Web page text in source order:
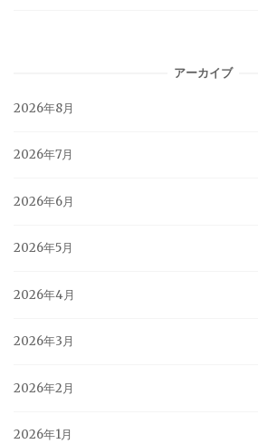
アーカイブ
2026年8月
2026年7月
2026年6月
2026年5月
2026年4月
2026年3月
2026年2月
2026年1月